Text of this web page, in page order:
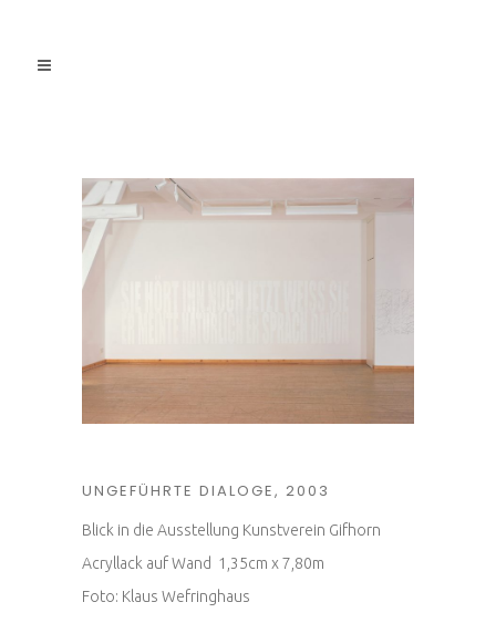
UNGEFÜHRTE DIALOGE, 2003
Blick in die Ausstellung Kunstverein Gifhorn
Acryllack auf Wand 1,35cm x 7,80m
Foto: Klaus Wefringhaus